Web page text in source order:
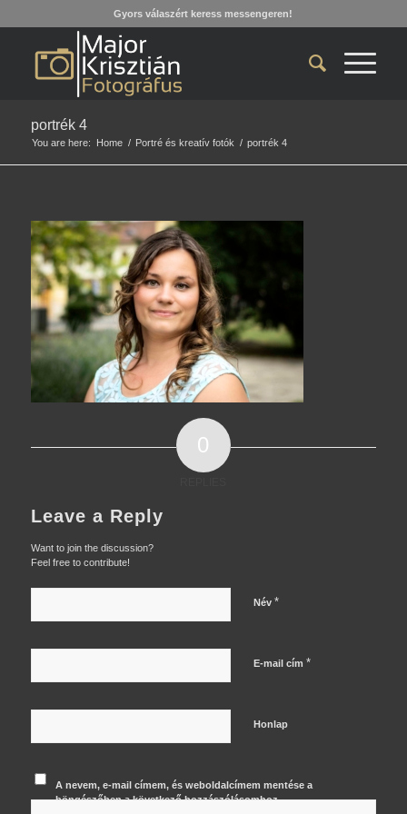
Gyors válaszért keress messengeren!
portrék 4
You are here: Home / Portré és kreatív fotók / portrék 4
0
Leave a Reply
Want to join the discussion?
Feel free to contribute!
Név *
E-mail cím *
Honlap
A nevem, e-mail címem, és weboldalcímem mentése a
böngészőben a következő hozzászólásomhoz.